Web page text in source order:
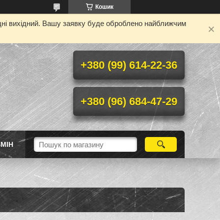
Кошик
вихідний. Вашу заявку буде оброблено найближчим
+380 (99) 614-22-36
+380 (96) 684-47-29